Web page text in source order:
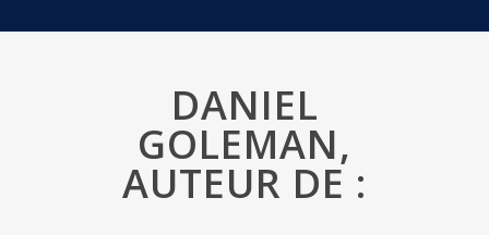
DANIEL
GOLEMAN,
AUTEUR DE :